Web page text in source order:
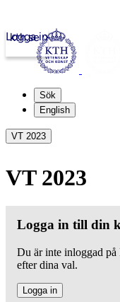
kth.se
Logga in
Sök
English
VT 2023
VT 2023
Logga in till din
Du är inte inloggad på
efter dina val.
Logga in